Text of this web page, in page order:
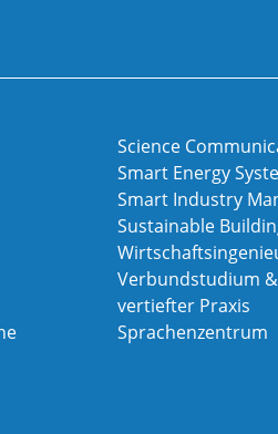
Science
Smart Energy
Smart Industry
Sustainable
Verbundstudium
vertiefter Praxis
Sprachenzentrum